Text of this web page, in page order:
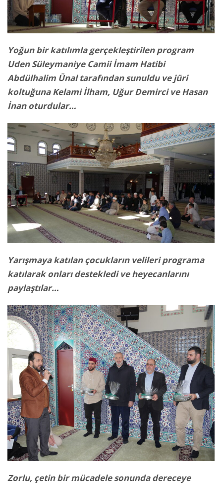
Yoğun bir katılımla gerçekleştirilen program
Uden Süleymaniye Camii İmam Hatibi
Abdülhalim Ünal tarafından sunuldu ve jüri
koltuğuna Kelami İlham, Uğur Demirci ve Hasan
İnan oturdular…
Yarışmaya katılan çocukların velileri programa
katılarak onları destekledi ve heyecanlarını
paylaştılar…
Zorlu, çetin bir mücadele sonunda dereceye